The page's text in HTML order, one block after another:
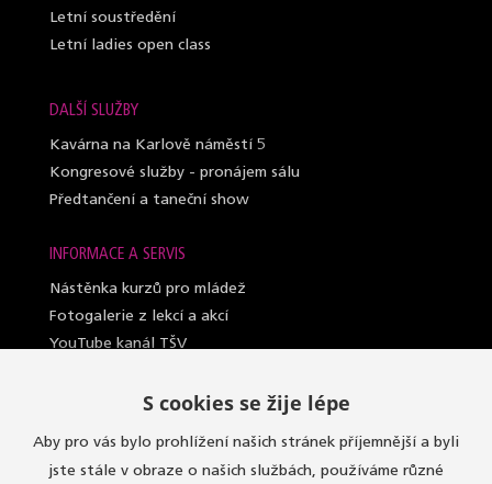
Letní soustředění
Letní ladies open class
DALŠÍ SLUŽBY
Kavárna na Karlově náměstí 5
Kongresové služby - pronájem sálu
Předtančení a taneční show
INFORMACE A SERVIS
Nástěnka kurzů pro mládež
Fotogalerie z lekcí a akcí
YouTube kanál TŠV
Nahrazování lekcí (dospělí a lady)
Sály, kde učíme
S cookies se žije lépe
Aby pro vás bylo prohlížení našich stránek příjemnější a byli
jste stále v obraze o našich službách, používáme různé